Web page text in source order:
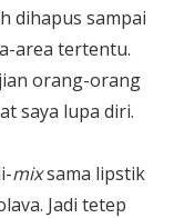
dihapus sampai
area tertentu.
orang-orang
saya lupa diri.
mixsama lipstik
Jadi tetep